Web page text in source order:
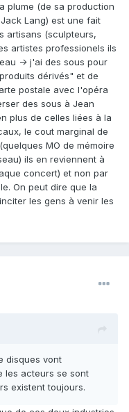
plume (de sa production
Lang) est une fait
artisans (sculpteurs,
artistes professionels ils
-> j'ai des sous pour
dérivés" et de
postale avec l'opéra
des sous à Jean
plus de celles liées à la
le cout marginal de
MO de mémoire
ils en reviennent à
concert) et non par
On peut dire que la
les gens à venir les
disques vont
les acteurs se sont
existent toujours.